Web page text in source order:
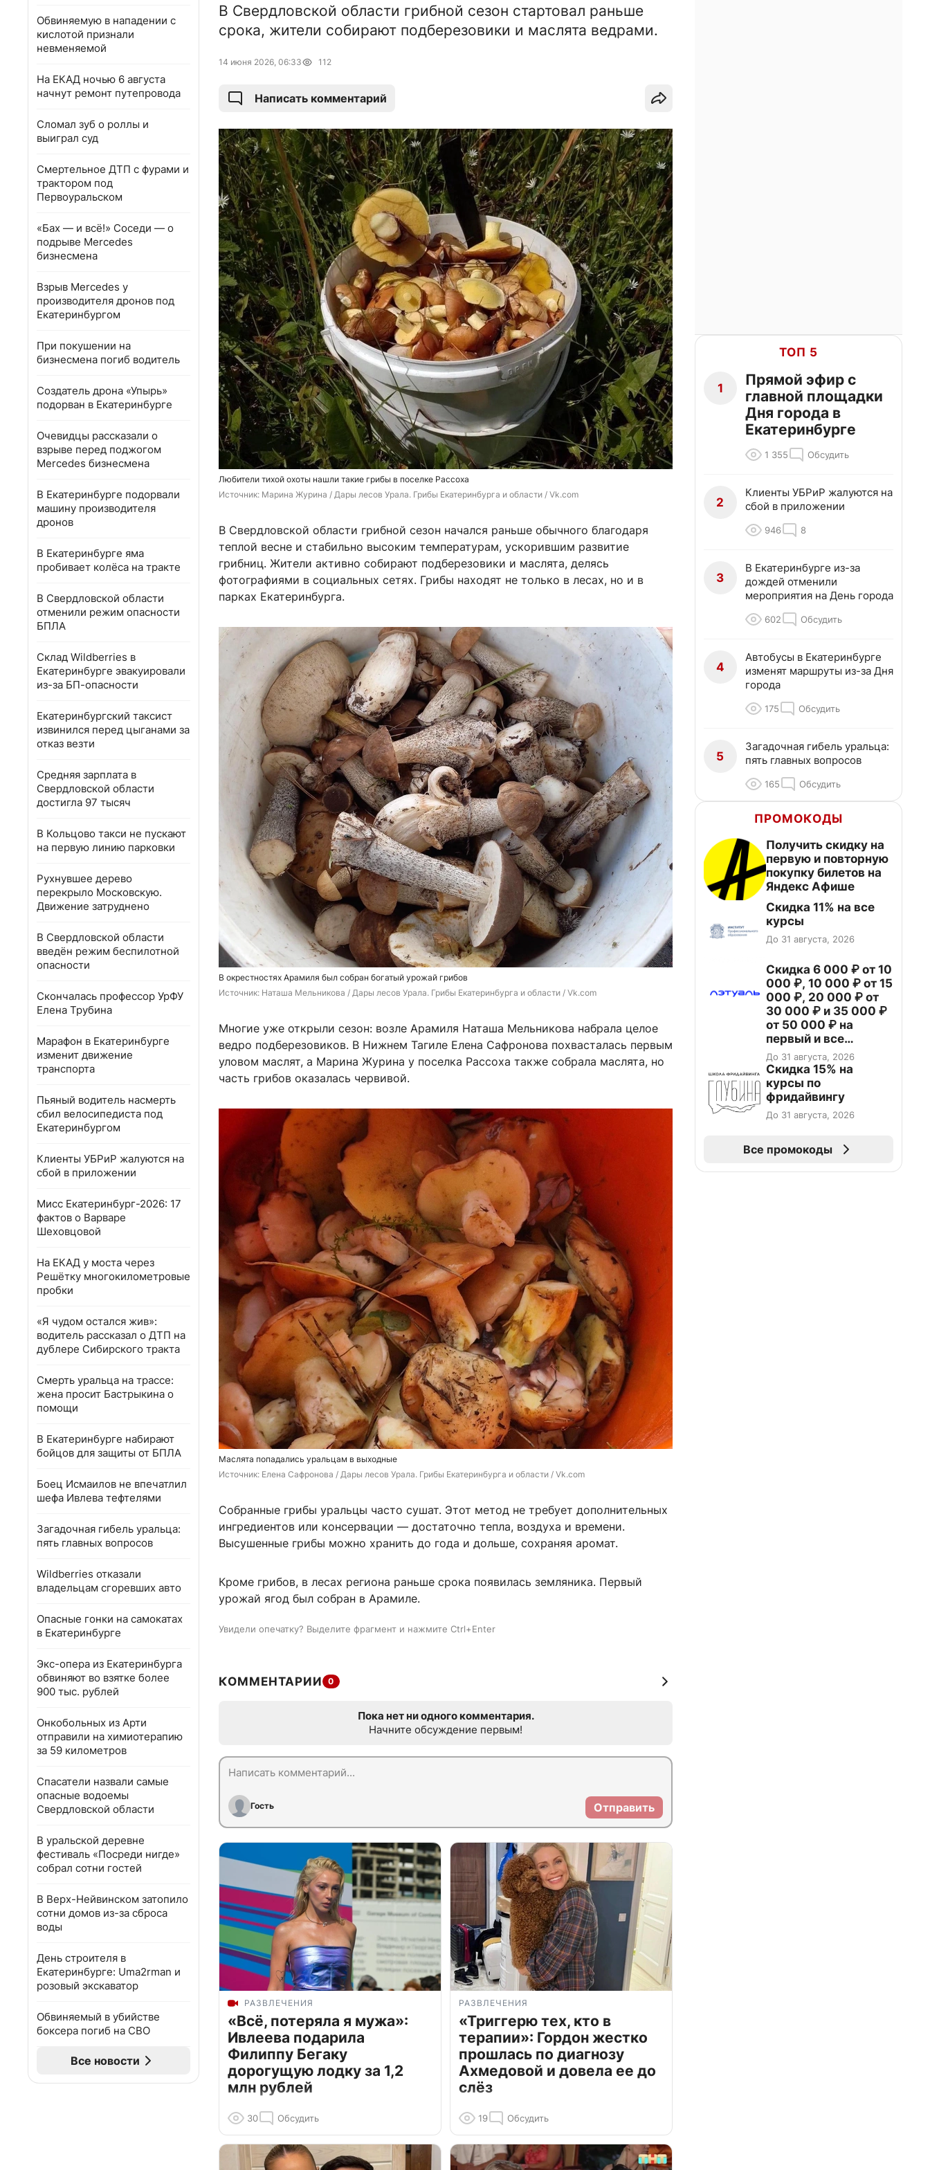
Обвиняемую в нападении с
кислотой признали
невменяемой
На ЕКАД ночью 6 августа
начнут ремонт путепровода
Сломал зуб о роллы и
выиграл суд
Смертельное ДТП с фурами и
трактором под
Первоуральском
«Бах — и всё!» Соседи — о
подрыве Mercedes
бизнесмена
Взрыв Mercedes у
производителя дронов под
Екатеринбургом
При покушении на
бизнесмена погиб водитель
Создатель дрона «Упырь»
подорван в Екатеринбурге
Очевидцы рассказали о
взрыве перед поджогом
Mercedes бизнесмена
В Екатеринбурге подорвали
машину производителя
дронов
В Екатеринбурге яма
пробивает колёса на тракте
В Свердловской области
отменили режим опасности
БПЛА
Склад Wildberries в
Екатеринбурге эвакуировали
из-за БП-опасности
Екатеринбургский таксист
извинился перед цыганами за
отказ везти
Средняя зарплата в
Свердловской области
достигла 97 тысяч
В Кольцово такси не пускают
на первую линию парковки
Рухнувшее дерево
перекрыло Московскую.
Движение затруднено
В Свердловской области
введён режим беспилотной
опасности
Скончалась профессор УрФУ
Елена Трубина
Марафон в Екатеринбурге
изменит движение
транспорта
Пьяный водитель насмерть
сбил велосипедиста под
Екатеринбургом
Клиенты УБРиР жалуются на
сбой в приложении
Мисс Екатеринбург-2026: 17
фактов о Варваре
Шеховцовой
На ЕКАД у моста через
Решётку многокилометровые
пробки
«Я чудом остался жив»:
водитель рассказал о ДТП на
дублере Сибирского тракта
Смерть уральца на трассе:
жена просит Бастрыкина о
помощи
В Екатеринбурге набирают
бойцов для защиты от БПЛА
Боец Исмаилов не впечатлил
шефа Ивлева тефтелями
Загадочная гибель уральца:
пять главных вопросов
Wildberries отказали
владельцам сгоревших авто
Опасные гонки на самокатах
в Екатеринбурге
Экс-опера из Екатеринбурга
обвиняют во взятке более
900 тыс. рублей
Онкобольных из Арти
отправили на химиотерапию
за 59 километров
Спасатели назвали самые
опасные водоемы
Свердловской области
В уральской деревне
фестиваль «Посреди нигде»
собрал сотни гостей
В Верх-Нейвинском затопило
сотни домов из-за сброса
воды
День строителя в
Екатеринбурге: Uma2rman и
розовый экскаватор
Обвиняемый в убийстве
боксера погиб на СВО
Все новости
В Свердловской области грибной сезон стартовал раньше
срока, жители собирают подберезовики и маслята ведрами.
14 июня 2026, 06:33 112
Написать комментарий
Любители тихой охоты нашли такие грибы в поселке Рассоха
Источник: Марина Журина / Дары лесов Урала. Грибы Екатеринбурга и области / Vk.com
В Свердловской области грибной сезон начался раньше обычного благодаря
теплой весне и стабильно высоким температурам, ускорившим развитие
грибниц. Жители активно собирают подберезовики и маслята, делясь
фотографиями в социальных сетях. Грибы находят не только в лесах, но и в
парках Екатеринбурга.
В окрестностях Арамиля был собран богатый урожай грибов
Источник: Наташа Мельникова / Дары лесов Урала. Грибы Екатеринбурга и области / Vk.com
Многие уже открыли сезон: возле Арамиля Наташа Мельникова набрала целое
ведро подберезовиков. В Нижнем Тагиле Елена Сафронова похвасталась первым
уловом маслят, а Марина Журина у поселка Рассоха также собрала маслята, но
часть грибов оказалась червивой.
Маслята попадались уральцам в выходные
Источник: Елена Сафронова / Дары лесов Урала. Грибы Екатеринбурга и области / Vk.com
Собранные грибы уральцы часто сушат. Этот метод не требует дополнительных
ингредиентов или консервации — достаточно тепла, воздуха и времени.
Высушенные грибы можно хранить до года и дольше, сохраняя аромат.
Кроме грибов, в лесах региона раньше срока появилась земляника. Первый
урожай ягод был собран в Арамиле.
Увидели опечатку? Выделите фрагмент и нажмите Ctrl+Enter
КОММЕНТАРИИ 0
Пока нет ни одного комментария.
Начните обсуждение первым!
Гость Отправить
РАЗВЛЕЧЕНИЯ
«Всё, потеряла я мужа»:
Ивлеева подарила
Филиппу Бегаку
дорогущую лодку за 1,2
млн рублей
30 Обсудить
РАЗВЛЕЧЕНИЯ
«Триггерю тех, кто в
терапии»: Гордон жестко
прошлась по диагнозу
Ахмедовой и довела ее до
слёз
19 Обсудить
ТОП 5
1
Прямой эфир с
главной площадки
Дня города в
Екатеринбурге
1 355 Обсудить
2
Клиенты УБРиР жалуются на
сбой в приложении
946 8
3
В Екатеринбурге из-за
дождей отменили
мероприятия на День города
602 Обсудить
4
Автобусы в Екатеринбурге
изменят маршруты из-за Дня
города
175 Обсудить
5
Загадочная гибель уральца:
пять главных вопросов
165 Обсудить
ПРОМОКОДЫ
Получить скидку на
первую и повторную
покупку билетов на
Яндекс Афише
Скидка 11% на все
курсы
До 31 августа, 2026
Скидка 6 000 ₽ от 10
000 ₽, 10 000 ₽ от 15
000 ₽, 20 000 ₽ от
30 000 ₽ и 35 000 ₽
от 50 000 ₽ на
первый и все
повторные заказы по
промокоду НАБЕРИ
До 31 августа, 2026
Скидка 15% на
курсы по
фридайвингу
До 31 августа, 2026
Все промокоды